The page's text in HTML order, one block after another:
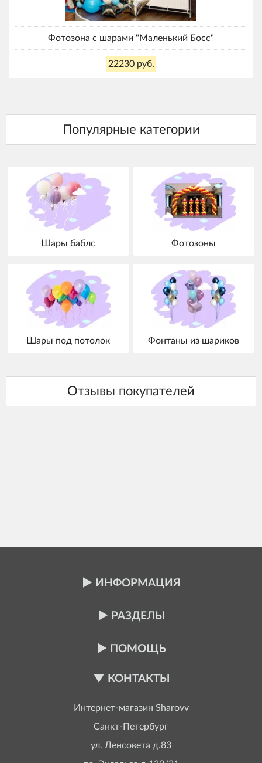
Фотозона с шарами "Маленький Босс"
22230 руб.
Шары баблс Фотозоны
Шары под потолок Фонтаны из шариков
ИНФОРМАЦИЯ
РАЗДЕЛЫ
ПОМОЩЬ
КОНТАКТЫ
Интернет-магазин Sharovv
Санкт-Петербург
ул. Ленсовета д.83